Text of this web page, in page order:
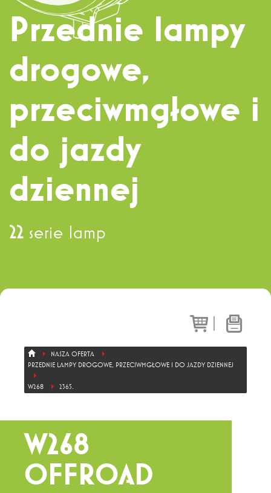
+ 48 71 303 50 13
+ 48 71 303 36 81
Przednie lampy
drogowe,
przeciwmgłowe i
do jazdy
dziennej
22 serie lamp
NASZA OFERTA
PRZEDNIE LAMPY DROGOWE, PRZECIWMGŁOWE I DO JAZDY DZIENNEJ
W268 2365.
W268
OFFROAD